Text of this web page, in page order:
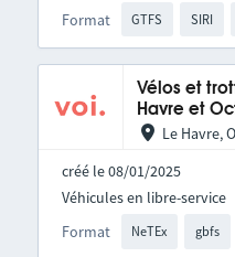
Format GTFS SIRI
Vélos et
Havre et
Le Havre,
créé le 08/01/2025
Format NeTEx gbfs
Véhicules en libre-service